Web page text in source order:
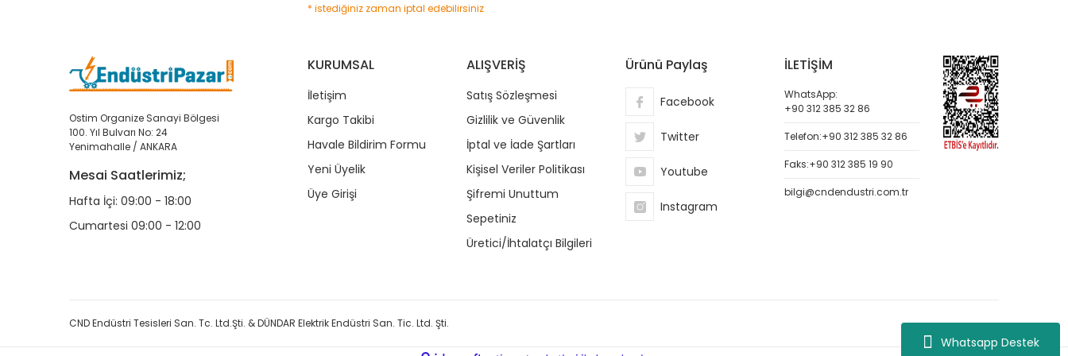
Whatsapp Destek
* istediğiniz zaman iptal edebilirsiniz
Ostim Organize Sanayi Bölgesi
100. Yıl Bulvarı No: 24
Yenimahalle / ANKARA
Mesai Saatlerimiz;
Hafta İçi: 09:00 - 18:00
Cumartesi 09:00 - 12:00
KURUMSAL
İletişim
Kargo Takibi
Havale Bildirim Formu
Yeni Üyelik
Üye Girişi
ALIŞVERİŞ
Satış Sözleşmesi
Gizlilik ve Güvenlik
İptal ve İade Şartları
Kişisel Veriler Politikası
Şifremi Unuttum
Sepetiniz
Üretici/İhtalatçı Bilgileri
Ürünü Paylaş
Facebook
Twitter
Youtube
Instagram
İLETİŞİM
WhatsApp:
+90 312 385 32 86
Telefon:+90 312 385 32 86
Faks:+90 312 385 19 90
bilgi@cndendustri.com.tr
CND Endüstri Tesisleri San. Tc. Ltd.Şti. & DÜNDAR Elektrik Endüstri San. Tic. Ltd. Şti.